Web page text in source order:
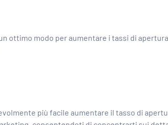
ottimo modo per aumentare i tassi di
più facile aumentare il tasso di